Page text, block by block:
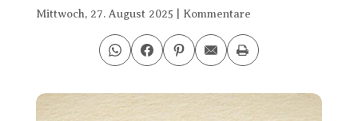
Mittwoch, 27. August 2025 Kommentare